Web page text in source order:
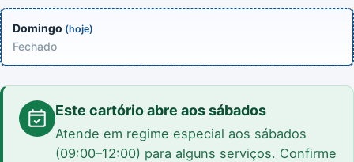
Domingo (hoje)
Fechado
Este cartório abre aos sábados
Atende em regime especial aos sábados
(09:00–12:00) para alguns serviços. Confirme